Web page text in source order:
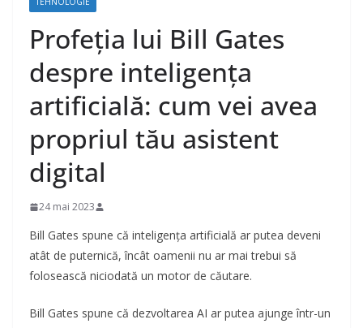
Profeția lui Bill Gates
despre inteligența
artificială: cum vei avea
propriul tău asistent
digital
24 mai 2023
Bill Gates spune că inteligența artificială ar putea deveni
atât de puternică, încât oamenii nu ar mai trebui să
folosească niciodată un motor de căutare.
Bill Gates spune că dezvoltarea AI ar putea ajunge într-un